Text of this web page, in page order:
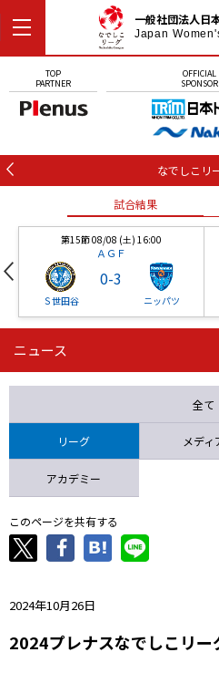
一般社団法人日
Japan
TOP
PARTNER
OFFICIAL
SPONSOR
なでしこリ
試合結果
第15節 08/08 (土) 16:00
ＡＧＦ
Ｓ世田谷
0-3
ニッパツ
第16節 09/05 (土) 15:00
ニッパツ
ニュース
全て
リーグ メディ
アカデミー
このページを共有する
2024年10月26日
2024プレナスなでしこリー